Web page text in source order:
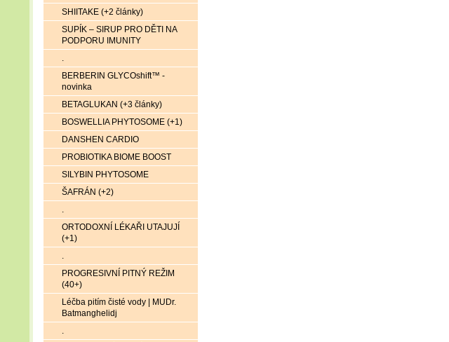
SHIITAKE (+2 články)
SUPÍK – SIRUP PRO DĚTI NA
PODPORU IMUNITY
.
BERBERIN GLYCOshift™ -
novinka
BETAGLUKAN (+3 články)
BOSWELLIA PHYTOSOME (+1)
DANSHEN CARDIO
PROBIOTIKA BIOME BOOST
SILYBIN PHYTOSOME
ŠAFRÁN (+2)
.
ORTODOXNÍ LÉKAŘI UTAJUJÍ
(+1)
.
PROGRESIVNÍ PITNÝ REŽIM
(40+)
Léčba pitím čisté vody | MUDr.
Batmanghelidj
.